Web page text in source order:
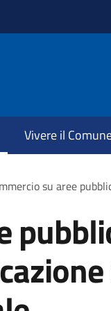
Vivere il
su aree